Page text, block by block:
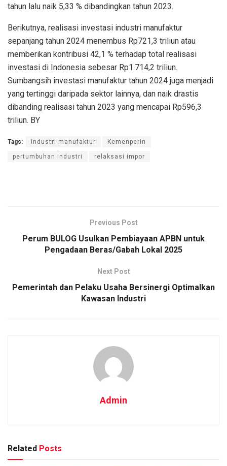
tahun lalu naik 5,33 % dibandingkan tahun 2023.
Berikutnya, realisasi investasi industri manufaktur
sepanjang tahun 2024 menembus Rp721,3 triliun atau
memberikan kontribusi 42,1 % terhadap total realisasi
investasi di Indonesia sebesar Rp1.714,2 triliun.
Sumbangsih investasi manufaktur tahun 2024 juga menjadi
yang tertinggi daripada sektor lainnya, dan naik drastis
dibanding realisasi tahun 2023 yang mencapai Rp596,3
triliun. BY
Tags: industri manufaktur Kemenperin
pertumbuhan industri relaksasi impor
Previous Post
Perum BULOG Usulkan Pembiayaan APBN untuk
Pengadaan Beras/Gabah Lokal 2025
Next Post
Pemerintah dan Pelaku Usaha Bersinergi Optimalkan
Kawasan Industri
Admin
Related Posts